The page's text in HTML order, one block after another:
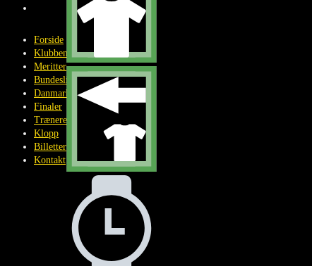
KONTAKT
Forside
Klubben
Meritter
Bundesliga
Danmark
Finaler
Trænere
Klopp
Billetter
Kontakt